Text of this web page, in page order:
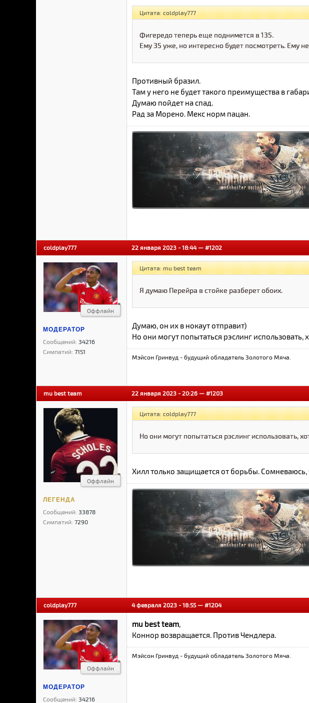
Цитата: coldplay777
Фигередо теперь еще поднимется в 135.
Ему 35 уже, но интересно будет посмотреть. Ему
Противный бразил.
Там у него не будет такого преимущества в
Думаю пойдет на спад.
Рад за Морено. Мекс норм пацан.
coldplay777 22 января 2023 - 18:44 — #1202
Оффлайн
МОДЕРАТОР
Сообщений: 34216
Симпатий: 7151
Цитата: mu best team
Я думаю Перейра в стойке разберет обоих.
Думаю, он их в нокаут отправит)
Но они могут попытаться рэслинг использовать,
Мэйсон Гринвуд - будущий обладатель Золотого Мяча.
mu best team 22 января 2023 - 20:26 — #1203
Оффлайн
ЛЕГЕНДА
Сообщений: 33878
Симпатий: 7290
Цитата: coldplay777
Но они могут попытаться рэслинг использовать,
Хилл только защищается от борьбы.
coldplay777 4 февраля 2023 - 18:55 — #1204
Оффлайн
МОДЕРАТОР
Сообщений: 34216
mu best team,
Коннор возвращается. Против Чендлера.
Мэйсон Гринвуд - будущий обладатель Золотого Мяча.